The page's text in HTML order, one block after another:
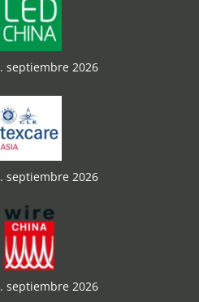
septiembre 2026
septiembre 2026
septiembre 2026